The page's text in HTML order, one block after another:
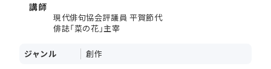
講師
現代俳句協会評議員 平賀節代
俳誌「菜の花」主宰
ジャンル 創作